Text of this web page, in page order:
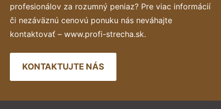
profesionálov za rozumný peniaz? Pre viac informácií
či nezáväznú cenovú ponuku nás neváhajte
kontaktovať – www.profi-strecha.sk.
KONTAKTUJTE NÁS